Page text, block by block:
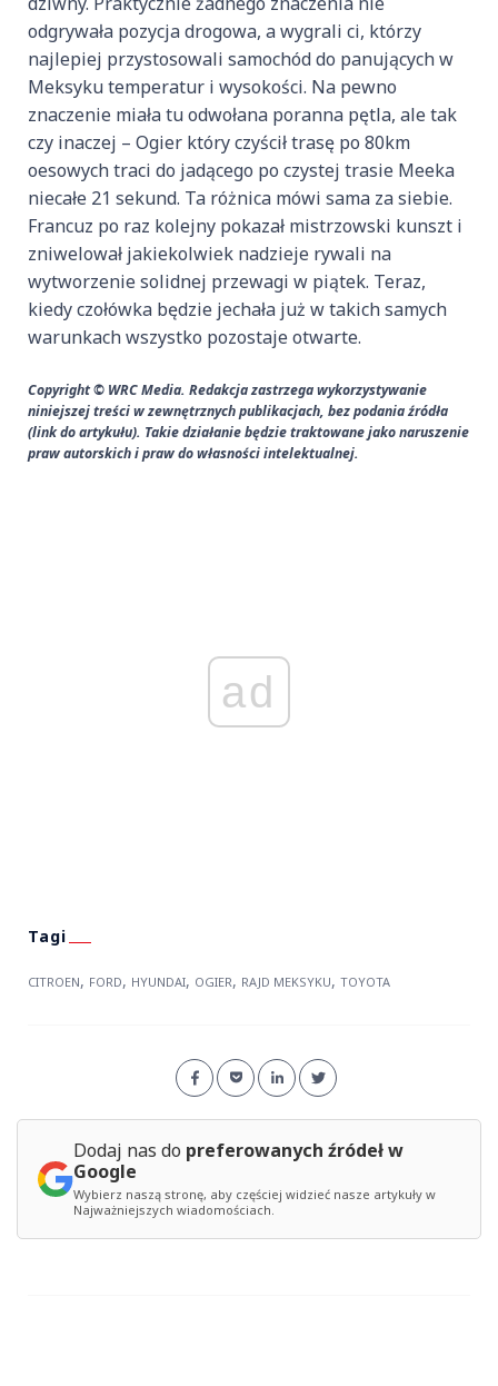
odgrywała pozycja drogowa, a wygrali ci, którzy
najlepiej przystosowali samochód do panujących w
Meksyku temperatur i wysokości. Na pewno
znaczenie miała tu odwołana poranna pętla, ale tak
czy inaczej – Ogier który czyścił trasę po 80km
oesowych traci do jadącego po czystej trasie Meeka
niecałe 21 sekund. Ta różnica mówi sama za siebie.
Francuz po raz kolejny pokazał mistrzowski kunszt i
zniwelował jakiekolwiek nadzieje rywali na
wytworzenie solidnej przewagi w piątek. Teraz,
kiedy czołówka będzie jechała już w takich samych
warunkach wszystko pozostaje otwarte.
Copyright © WRC Media. Redakcja zastrzega wykorzystywanie
niniejszej treści w zewnętrznych publikacjach, bez podania źródła
(link do artykułu). Takie działanie będzie traktowane jako naruszenie
praw autorskich i praw do własności intelektualnej.
ad
CITROEN, FORD, HYUNDAI, OGIER, RAJD MEKSYKU, TOYOTA
Dodaj nas do preferowanych źródeł w
Google
Wybierz naszą stronę, aby częściej widzieć nasze artykuły w
Najważniejszych wiadomościach.